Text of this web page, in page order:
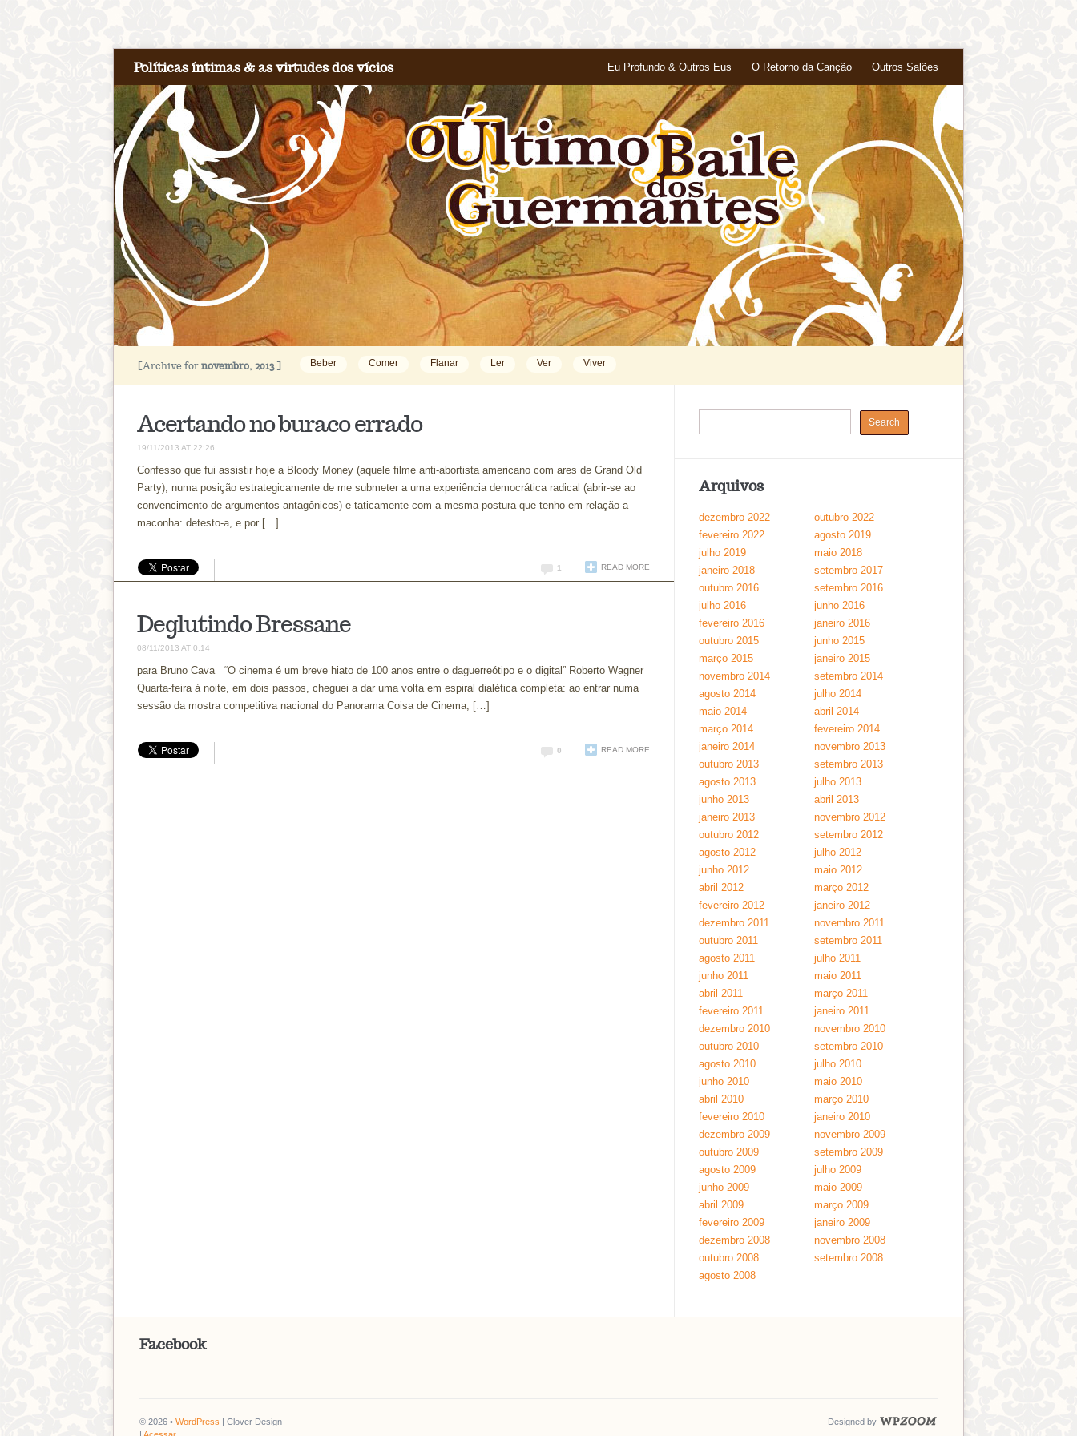
Políticas íntimas & as virtudes dos vícios Eu Profundo & Outros Eus O Retorno da Canção Outros Salões
[Archive for novembro, 2013] Beber Comer Flanar Ler Ver Viver
Acertando no buraco errado
19/11/2013 AT 22:26
Confesso que fui assistir hoje a Bloody Money (aquele filme anti-abortista americano com ares de Grand Old
Party), numa posição estrategicamente de me submeter a uma experiência democrática radical (abrir-se ao
convencimento de argumentos antagônicos) e taticamente com a mesma postura que tenho em relação a
maconha: detesto-a, e por […]
READ MORE
1
Deglutindo Bressane
08/11/2013 AT 0:14
para Bruno Cava “O cinema é um breve hiato de 100 anos entre o daguerreótipo e o digital” Roberto Wagner
Quarta-feira à noite, em dois passos, cheguei a dar uma volta em espiral dialética completa: ao entrar numa
sessão da mostra competitiva nacional do Panorama Coisa de Cinema, […]
READ MORE
0
Arquivos
dezembro 2022
outubro 2022
fevereiro 2022
agosto 2019
julho 2019
maio 2018
janeiro 2018
setembro 2017
outubro 2016
setembro 2016
julho 2016
junho 2016
fevereiro 2016
janeiro 2016
outubro 2015
junho 2015
março 2015
janeiro 2015
novembro 2014
setembro 2014
agosto 2014
julho 2014
maio 2014
abril 2014
março 2014
fevereiro 2014
janeiro 2014
novembro 2013
outubro 2013
setembro 2013
agosto 2013
julho 2013
junho 2013
abril 2013
janeiro 2013
novembro 2012
outubro 2012
setembro 2012
agosto 2012
julho 2012
junho 2012
maio 2012
abril 2012
março 2012
fevereiro 2012
janeiro 2012
dezembro 2011
novembro 2011
outubro 2011
setembro 2011
agosto 2011
julho 2011
junho 2011
maio 2011
abril 2011
março 2011
fevereiro 2011
janeiro 2011
dezembro 2010
novembro 2010
outubro 2010
setembro 2010
agosto 2010
julho 2010
junho 2010
maio 2010
abril 2010
março 2010
fevereiro 2010
janeiro 2010
dezembro 2009
novembro 2009
outubro 2009
setembro 2009
agosto 2009
julho 2009
junho 2009
maio 2009
abril 2009
março 2009
fevereiro 2009
janeiro 2009
dezembro 2008
novembro 2008
outubro 2008
setembro 2008
agosto 2008
Facebook
© 2026 • WordPress | Clover Design
Designed by